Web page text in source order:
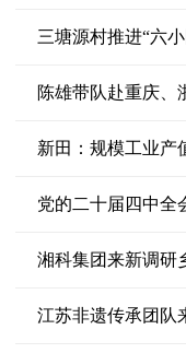
三塘源村推进“六
陈雄带队赴重庆、
新田：规模工业产
党的二十届四中全
湘科集团来新调研
江苏非遗传承团队